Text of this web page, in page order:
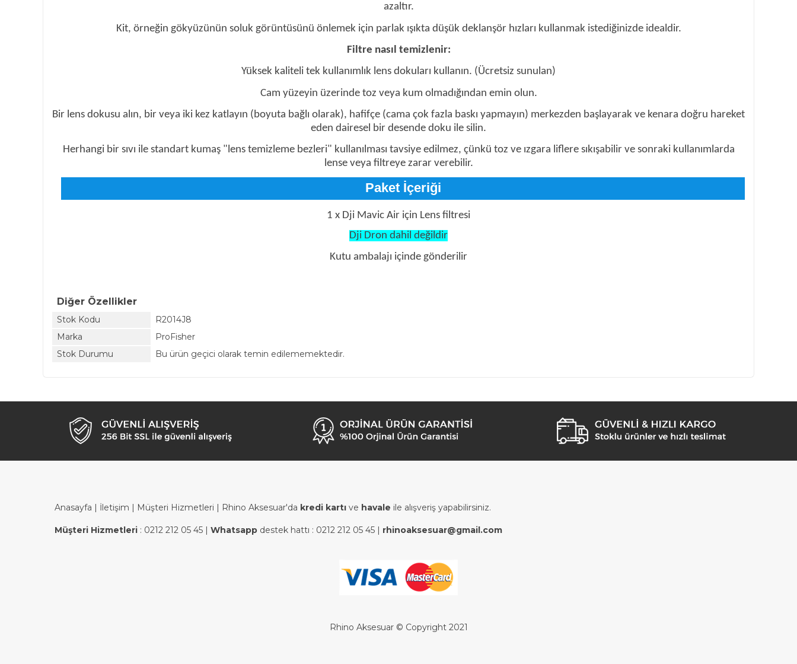
azaltır.
Kit, örneğin gökyüzünün soluk görüntüsünü önlemek için parlak ışıkta düşük deklanşör hızları kullanmak istediğinizde idealdir.
Filtre nasıl temizlenir:
Yüksek kaliteli tek kullanımlık lens dokuları kullanın. (Ücretsiz sunulan)
Cam yüzeyin üzerinde toz veya kum olmadığından emin olun.
Bir lens dokusu alın, bir veya iki kez katlayın (boyuta bağlı olarak), hafifçe (cama çok fazla baskı yapmayın) merkezden başlayarak ve kenara doğru hareket
eden dairesel bir desende doku ile silin.
Herhangi bir sıvı ile standart kumaş "lens temizleme bezleri" kullanılması tavsiye edilmez, çünkü toz ve ızgara liflere sıkışabilir ve sonraki kullanımlarda
lense veya filtreye zarar verebilir.
Paket İçeriği
1 x Dji Mavic Air için Lens filtresi
Dji Dron dahil değildir
Kutu ambalajı içinde gönderilir
Diğer Özellikler
Stok Kodu
R2014J8
Marka
ProFisher
Stok Durumu
Bu ürün geçici olarak temin edilememektedir.
Anasayfa | İletişim | Müşteri Hizmetleri | Rhino Aksesuar'da kredi kartı ve havale ile alışveriş yapabilirsiniz.
Müşteri Hizmetleri : 0212 212 05 45 | Whatsapp destek hattı : 0212 212 05 45 | rhinoaksesuar@gmail.com
Rhino Aksesuar © Copyright 2021